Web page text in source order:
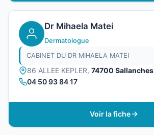
Dr Mihaela Matei
Dermatologue
CABINET DU DR MIHAELA MATEI
86 ALLEE KEPLER, 74700 Sallanches
04 50 93 84 17
Voir la fiche